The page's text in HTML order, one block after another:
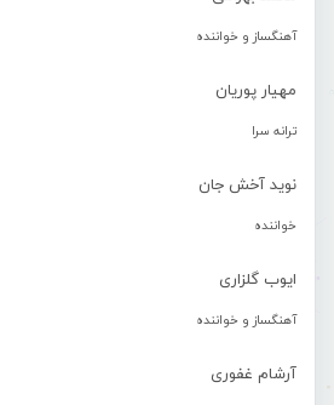
آهنگساز و خواننده
مهیار پوریان
ترانه سرا
نوید آخش جان
خواننده
ایوب گلزاری
آهنگساز و خواننده
آرشام غفوری